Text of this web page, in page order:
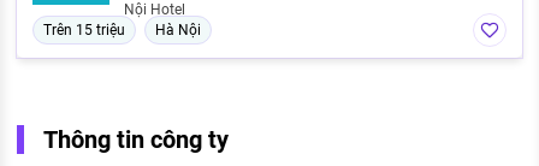
Nội Hotel
Trên 15 triệu
Hà Nội
Thông tin công ty